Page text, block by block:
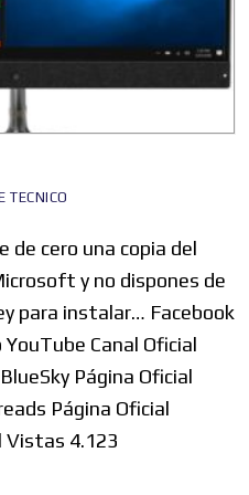
TECNICO
de cero una copia del
y no dispones de
para instalar… Facebook
Canal Oficial
Página Oficial
Página Oficial
Vistas 4.123